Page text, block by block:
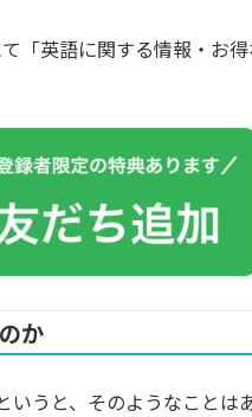
「英語に関する情報・お
か
うと、そのようなことは